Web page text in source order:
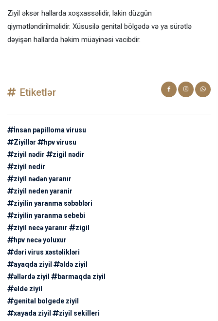
Ziyil əksər hallarda xoşxassəlidir, lakin düzgün
qiymətləndirilməlidir. Xüsusilə genital bölgədə və ya sürətlə
dəyişən hallarda həkim müayinəsi vacibdir.
Etiketlər
İnsan papilloma virusu
Ziyillər
hpv virusu
ziyil nədir
zigil nədir
ziyil nedir
ziyil nədən yaranır
ziyil neden yaranir
ziyilin yaranma səbəbləri
ziyilin yaranma sebebi
ziyil necə yaranır
zigil
hpv necə yoluxur
dəri virus xəstəlikləri
ayaqda ziyil
əldə ziyil
əllərdə ziyil
barmaqda ziyil
elde ziyil
genital bolgede ziyil
xayada ziyil
ziyil sekilleri